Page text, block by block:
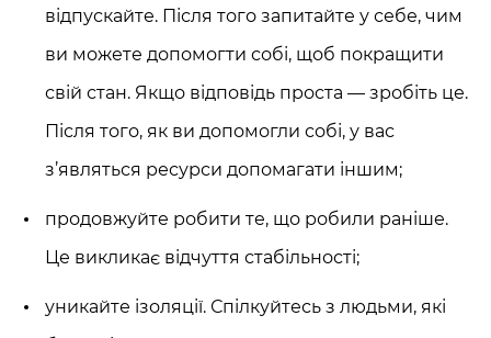
відпускайте. Після того запитайте у себе, чим
ви можете допомогти собі, щоб покращити
свій стан. Якщо відповідь проста — зробіть це.
Після того, як ви допомогли собі, у вас
з’являться ресурси допомагати іншим;
продовжуйте робити те, що робили раніше.
Це викликає відчуття стабільності;
уникайте ізоляції. Спілкуйтесь з людьми, які